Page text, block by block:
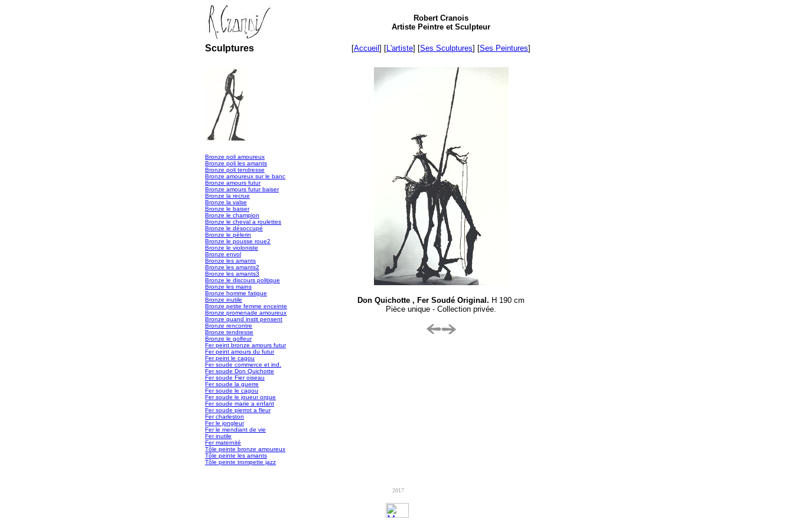
Robert Cranois
Artiste Peintre et Sculpteur
Sculptures [Accueil ] [L'artiste] [Ses Sculptures] [Ses Peintures]
Bronze poli amoureux
Bronze poli les amants
Bronze poli tendresse
Bronze amoureux sur le banc
Bronze amours futur
Bronze amours futur baiser
Bronze la recrue
Bronze la valse
Bronze le baiser
Bronze le champion
Bronze le cheval a roulettes
Bronze le désoccupé
Bronze le pèlerin
Bronze le pousse roue2
Bronze le violoniste
Bronze envol
Bronze les amants
Bronze les amants2
Bronze les amants3
Bronze le discours politique
Bronze les mains
Bronze homme fatigue
Bronze inutile
Bronze petite femme enceinte
Bronze promenade amoureux
Bronze quand instit pensent
Bronze rencontre
Bronze tendresse
Bronze le golfeur
Fer peint bronze amours futur
Fer peint amours du futur
Fer peint le cagou
Fer soude commerce et ind.
Fer soude Don Quichotte
Fer soude Fier oiseau
Fer soude la guerre
Fer soude le cagou
Fer soude le joueur orgue
Fer soude marie a enfant
Fer soude pierrot a fleur
Fer charleston
Fer le jongleur
Fer le mendiant de vie
Fer inutile
Fer maternité
Tôle peinte bronze amoureux
Tôle peinte les amants
Tôle peinte trompette jazz
Don Quichotte , Fer Soudé Original. H 190 cm
Pièce unique - Collection privée.
2017